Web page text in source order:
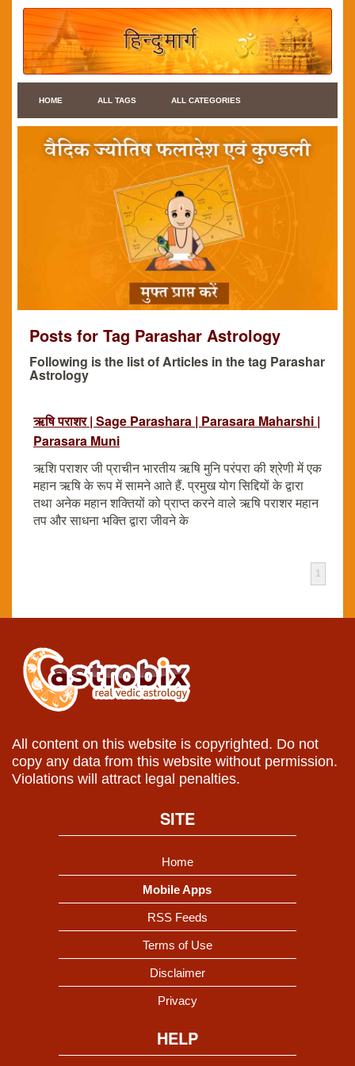
HOME ALL TAGS ALL CATEGORIES
Posts for Tag Parashar Astrology
Following is the list of Articles in the tag Parashar
Astrology
ऋषि पराशर | Sage Parashara | Parasara Maharshi |
Parasara Muni
ऋशि पराशर जी प्राचीन भारतीय ऋषि मुनि परंपरा की श्रेणी में एक
महान ऋषि के रूप में सामने आते हैं. प्रमुख योग सिद्दियों के द्वारा
तथा अनेक महान शक्तियों को प्राप्त करने वाले ऋषि पराशर महान
तप और साधना भक्ति द्वारा जीवने के
1
All content on this website is copyrighted. Do not
copy any data from this website without permission.
Violations will attract legal penalties.
SITE
Home
Mobile Apps
RSS Feeds
Terms of Use
Disclaimer
Privacy
HELP